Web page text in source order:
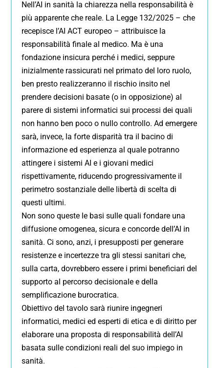
Nell’AI in sanità la chiarezza nella responsabilità è
più apparente che reale. La Legge 132/2025 – che
recepisce l’AI ACT europeo – attribuisce la
responsabilità finale al medico. Ma è una
fondazione insicura perché i medici, seppure
inizialmente rassicurati nel primato del loro ruolo,
ben presto realizzeranno il rischio insito nel
prendere decisioni basate (o in opposizione) al
parere di sistemi informatici sui processi dei quali
non hanno ben poco o nullo controllo. Ad emergere
sarà, invece, la forte disparità tra il bacino di
informazione ed esperienza al quale potranno
attingere i sistemi AI e i giovani medici
rispettivamente, riducendo progressivamente il
perimetro sostanziale delle libertà di scelta di
questi ultimi.
Non sono queste le basi sulle quali fondare una
diffusione omogenea, sicura e concorde dell’AI in
sanità. Ci sono, anzi, i presupposti per generare
resistenze e incertezze tra gli stessi sanitari che,
sulla carta, dovrebbero essere i primi beneficiari del
supporto al percorso decisionale e della
semplificazione burocratica.
Obiettivo del tavolo sarà riunire ingegneri
informatici, medici ed esperti di etica e di diritto per
elaborare una proposta di responsabilità dell’AI
basata sulle condizioni reali del suo impiego in
sanità.